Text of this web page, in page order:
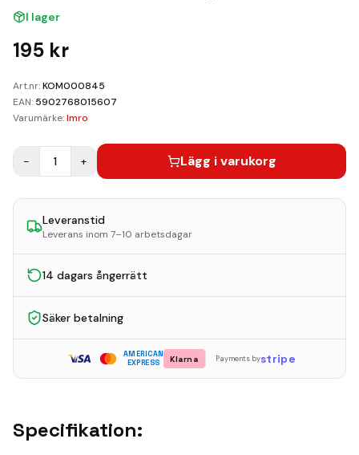
I lager
195 kr
Art.nr:KOM000845
EAN: 5902768015607
Varumärke:Imro
− 1 + Lägg i varukorg
Leveranstid
Leverans inom 7–10 arbetsdagar
14 dagars ångerrätt
Säker betalning
AMERICAN
EXPRESS
Klarna Payments bystripe
Specifikation: